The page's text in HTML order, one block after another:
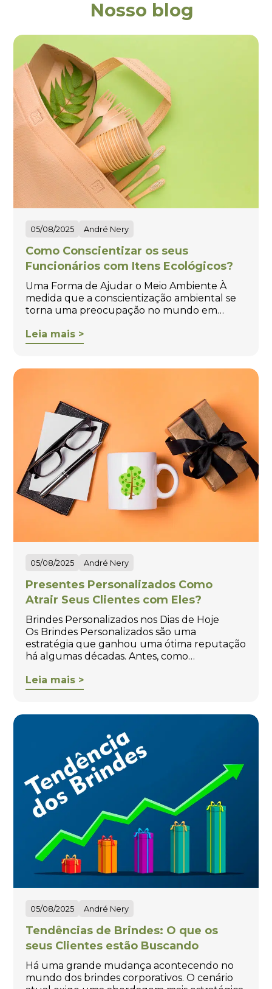
Nosso blog
05/08/2025 André Nery
Como Conscientizar os seus
Funcionários com Itens Ecológicos?
Uma Forma de Ajudar o Meio Ambiente À
medida que a conscientização ambiental se
torna uma preocupação no mundo em…
Leia mais >
05/08/2025 André Nery
Presentes Personalizados Como
Atrair Seus Clientes com Eles?
Brindes Personalizados nos Dias de Hoje
Os Brindes Personalizados são uma
estratégia que ganhou uma ótima reputação
há algumas décadas. Antes, como…
Leia mais >
05/08/2025 André Nery
Tendências de Brindes: O que os
seus Clientes estão Buscando
Há uma grande mudança acontecendo no
mundo dos brindes corporativos. O cenário